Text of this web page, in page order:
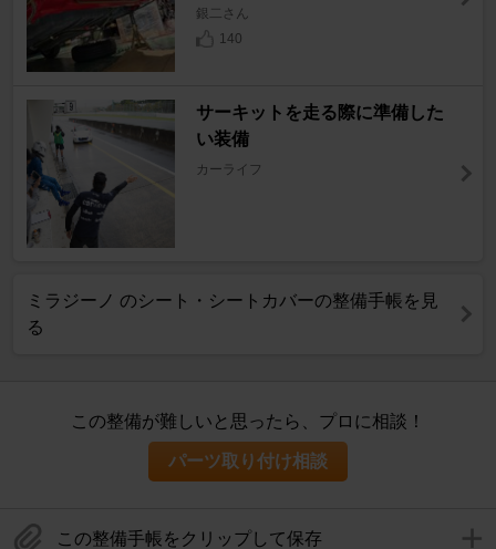
銀二さん
140
サーキットを走る際に準備した
い装備
カーライフ
ミラジーノ のシート・シートカバーの整備手帳を見
る
この整備が難しいと思ったら、プロに相談！
パーツ取り付け相談
この整備手帳をクリップして保存